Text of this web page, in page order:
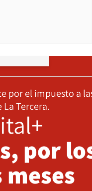
window
por el impuesto a
La Tercera.
por